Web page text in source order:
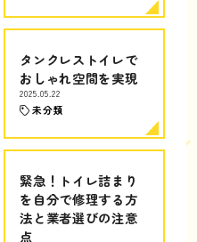
タンクレストイレで
おしゃれ空間を実現
2025.05.22
未分類
緊急！トイレ詰まり
を自分で修理する方
法と業者選びの注意
点